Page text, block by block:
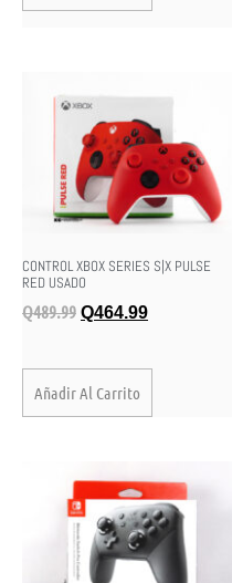
CONTROL XBOX SERIES S|X PULSE
RED USADO
Q489.99 Q464.99
Añadir Al Carrito